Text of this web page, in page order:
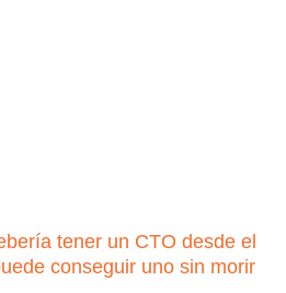
tener un CTO desde el
conseguir uno sin morir